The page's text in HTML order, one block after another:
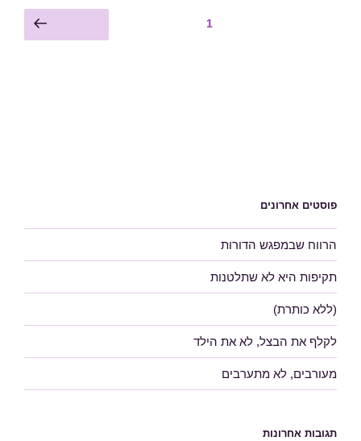
עמוד1 עמוד הבא
פוסטים אחרונים
הרווח שבמפגש הדורות
תקיפות היא לא שתלטנות
(ללא כותרת)
לקלף את הבצל, לא את הילד
מעורבים, לא מתערבים
תגובות אחרונות